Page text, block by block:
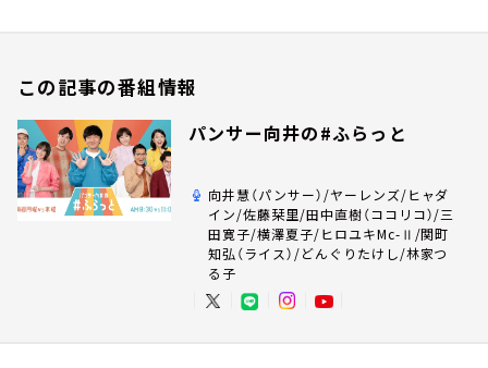
この記事の番組情報
パンサー向井の#ふらっと
向井慧（パンサー）/ヤーレンズ/ヒャダ
イン/佐藤栞里/田中直樹（ココリコ）/三
田寛子/横澤夏子/ヒロユキMc-Ⅱ/関町
知弘（ライス）/どんぐりたけし/林家つ
る子